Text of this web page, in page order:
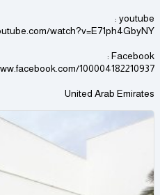
youtube :
watch?v=E71ph4GbyNY
Facebook :
100004182210937
United Arab Emirates